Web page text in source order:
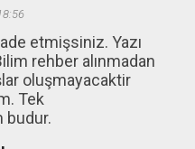
etmişsiniz. Yazı
rehber alınmadan
oluşmayacaktir
Tek
budur.